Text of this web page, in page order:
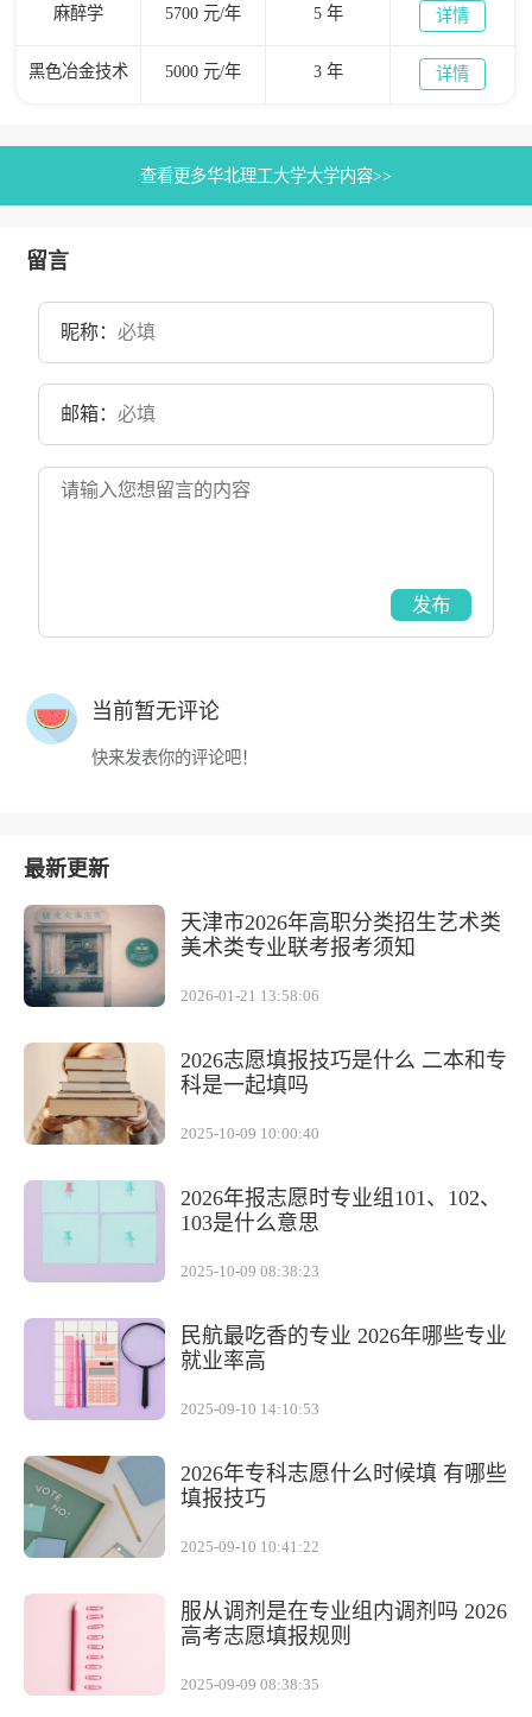
麻醉学 5700 元/年 5 年 详情
黑色冶金技术 5000 元/年 3 年 详情
查看更多华北理工大学大学内容>>
留言
昵称：
邮箱：
发布
当前暂无评论
快来发表你的评论吧！
最新更新
天津市2026年高职分类招生艺术类
美术类专业联考报考须知
2026-01-21 13:58:06
2026志愿填报技巧是什么 二本和专
科是一起填吗
2025-10-09 10:00:40
2026年报志愿时专业组101、102、
103是什么意思
2025-10-09 08:38:23
民航最吃香的专业 2026年哪些专业
就业率高
2025-09-10 14:10:53
2026年专科志愿什么时候填 有哪些
填报技巧
2025-09-10 10:41:22
服从调剂是在专业组内调剂吗 2026
高考志愿填报规则
2025-09-09 08:38:35